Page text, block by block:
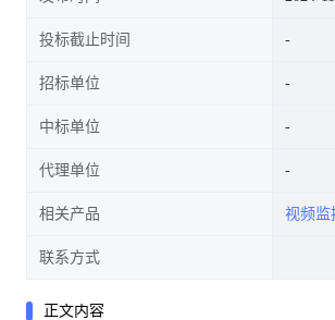
投标截止时间
招标单位
中标单位
代理单位
相关产品 视频监
联系方式
正文内容